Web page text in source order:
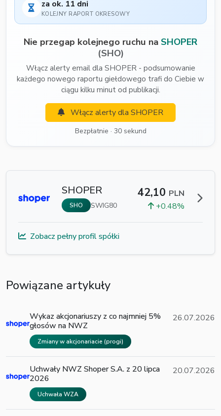
za ok. 11 dni
KOLEJNY RAPORT OKRESOWY
Nie przegap kolejnego ruchu na SHOPER
(SHO)
Włącz alerty email dla SHOPER - podsumowanie
każdego nowego raportu giełdowego trafi do Ciebie w
ciągu kilku minut od publikacji.
Włącz alerty dla SHOPER
Bezpłatnie · 30 sekund
SHOPER
SHO SWIG80
42,10 PLN
+0.48%
Zobacz pełny profil spółki
Powiązane artykuły
Wykaz akcjonariuszy z co najmniej 5%
głosów na NWZ
Zmiany w akcjonariacie (progi)
26.07.2026
Uchwały NWZ Shoper S.A. z 20 lipca
2026
Uchwała WZA
20.07.2026